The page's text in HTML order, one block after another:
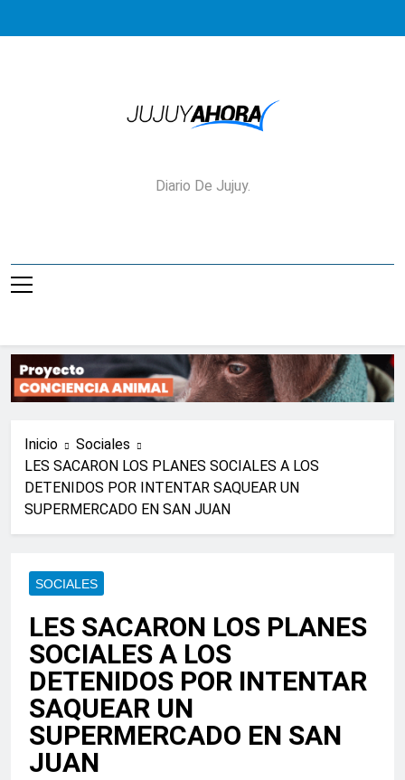
Jujuy Ahora!
Diario De Jujuy.
Inicio
Sociales
LES SACARON LOS PLANES SOCIALES A LOS
DETENIDOS POR INTENTAR SAQUEAR UN
SUPERMERCADO EN SAN JUAN
SOCIALES
LES SACARON LOS PLANES
SOCIALES A LOS
DETENIDOS POR INTENTAR
SAQUEAR UN
SUPERMERCADO EN SAN
JUAN